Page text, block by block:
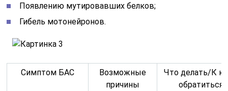
Появлению мутировавших белков;
Гибель мотонейронов.
Симптом БАС
Возможные
причины
Что делать/К
обратиться